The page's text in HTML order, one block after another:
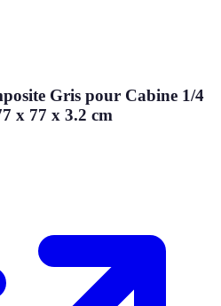
Gris pour Cabine 1/4
x 77 x 3.2 cm